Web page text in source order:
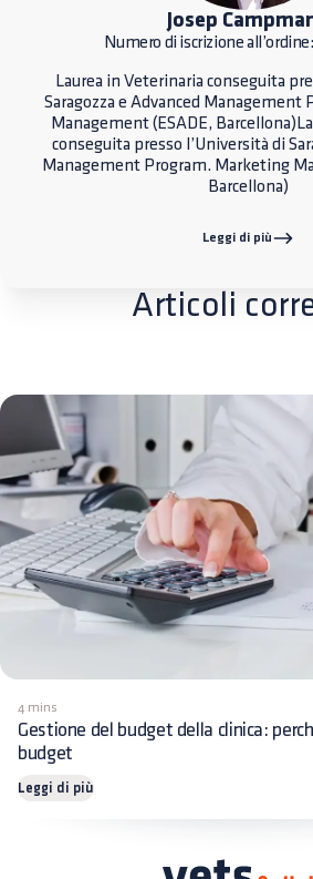
Josep
Numero di iscrizione
Laurea in Veterinaria conseguita
Saragozza e Advanced Management
Management (ESADE,
conseguita presso l’Università di
Management Program. Marketing
Barcellona)
Leggi di più
Articoli
4 mins
Gestione del budget della clinica:
budget
Leggi di più